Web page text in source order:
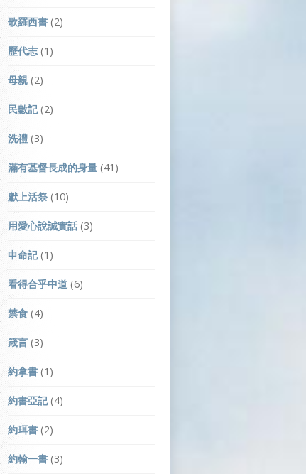
歌羅西書 (2)
歷代志 (1)
母親 (2)
民數記(2)
洗禮 (3)
滿有基督長成的身量 (41)
獻上活祭 (10)
用愛心說誠實話 (3)
申命記(1)
看得合乎中道 (6)
禁食 (4)
箴言 (3)
約拿書 (1)
約書亞記(4)
約珥書 (2)
約翰一書 (3)